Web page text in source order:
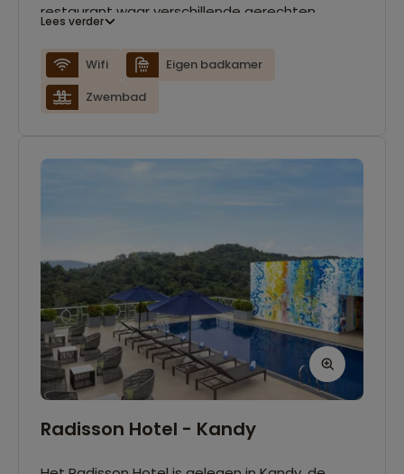
restaurant waar verschillende gerechten
Lees verder
Wifi
Eigen badkamer
Zwembad
Radisson Hotel - Kandy